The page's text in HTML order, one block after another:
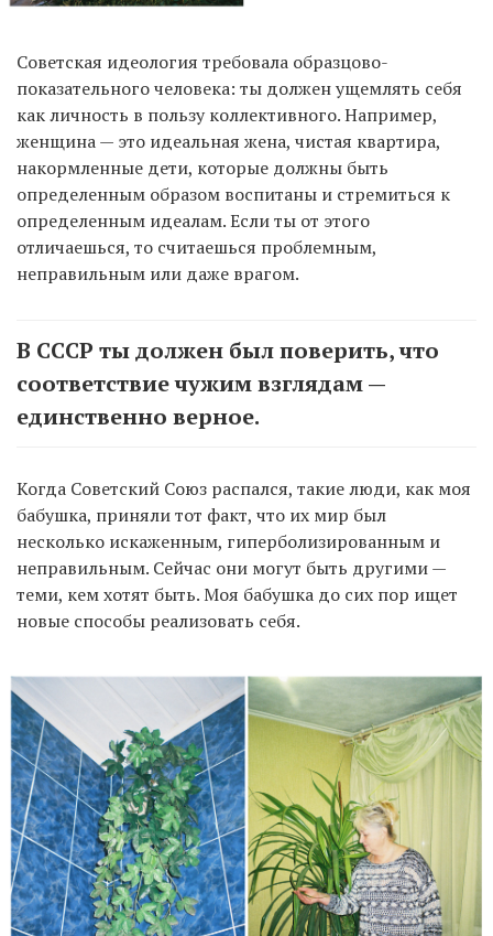
Советская идеология требовала образцово-
показательного человека: ты должен ущемлять себя
как личность в пользу коллективного. Например,
женщина — это идеальная жена, чистая квартира,
накормленные дети, которые должны быть
определенным образом воспитаны и стремиться к
определенным идеалам. Если ты от этого
отличаешься, то считаешься проблемным,
неправильным или даже врагом.
В СССР ты должен был поверить, что
соответствие чужим взглядам —
единственно верное.
Когда Советский Союз распался, такие люди, как моя
бабушка, приняли тот факт, что их мир был
несколько искаженным, гиперболизированным и
неправильным. Сейчас они могут быть другими —
теми, кем хотят быть. Моя бабушка до сих пор ищет
новые способы реализовать себя.